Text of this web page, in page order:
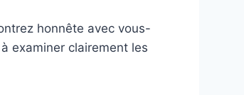
honnête avec vous-
examiner clairement les